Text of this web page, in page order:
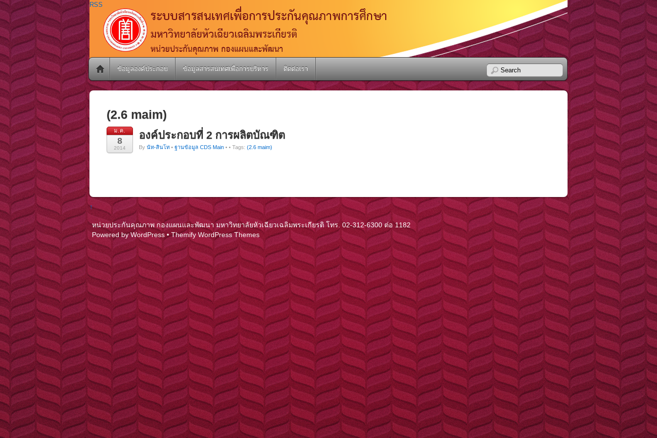
RSS
ข้อมูลองค์ประกอบ ข้อมูลสารสนเทศเพื่อการบริหาร ติดต่อเรา
(2.6 maim)
ม.ค.
8
2014
องค์ประกอบที่ 2 การผลิตบัณฑิต
By นัท-สินโท • ฐานข้อมูล CDS Main • • Tags: (2.6 maim)
↑
หน่วยประกันคุณภาพ กองแผนและพัฒนา มหาวิทยาลัยหัวเฉียวเฉลิมพระเกียรติ โทร. 02-312-6300 ต่อ 1182
Powered byWordPress •Themify WordPress Themes